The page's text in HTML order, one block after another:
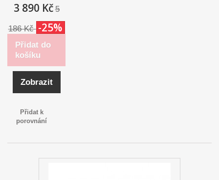
3 890 Kč 5
186 Kč -25%
Přidat do
košíku
Zobrazit
Přidat k
porovnání